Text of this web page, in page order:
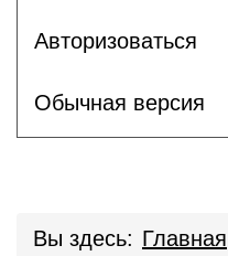
Авторизоваться
Обычная версия
Вы здесь: Главная